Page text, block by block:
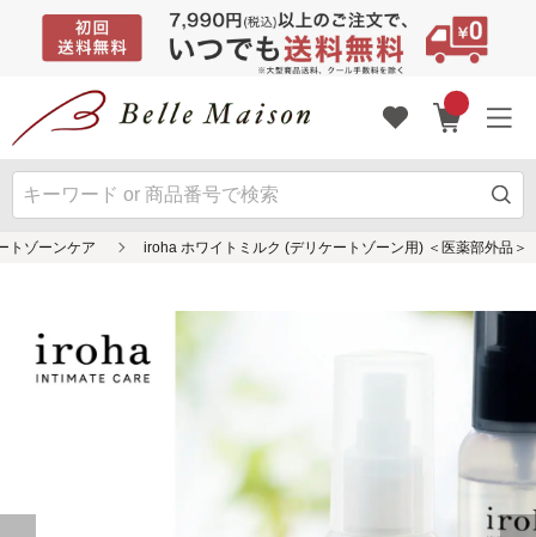
トゾーンケア iroha ホワイトミルク (デリケートゾーン用) ＜医薬部外品＞